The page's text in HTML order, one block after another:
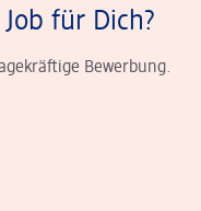
für Dich?
Bewerbung.